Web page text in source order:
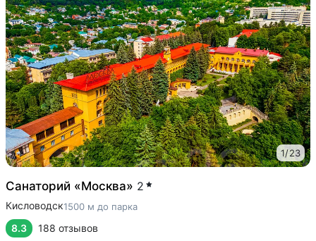
1/23
Санаторий «Москва» 2
Кисловодск1500 м до парка
8.3 188 отзывов